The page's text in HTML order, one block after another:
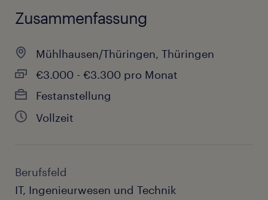
Zusammenfassung
Mühlhausen/Thüringen, Thüringen
€3.000 - €3.300 pro Monat
Festanstellung
Vollzeit
Berufsfeld
IT, Ingenieurwesen und Technik